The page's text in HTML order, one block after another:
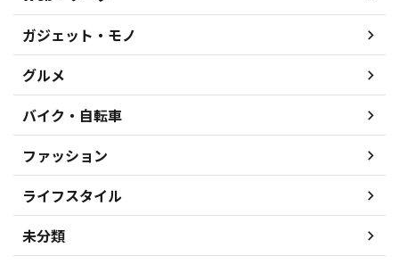
ガジェット・モノ
グルメ
バイク・自転車
ファッション
ライフスタイル
未分類